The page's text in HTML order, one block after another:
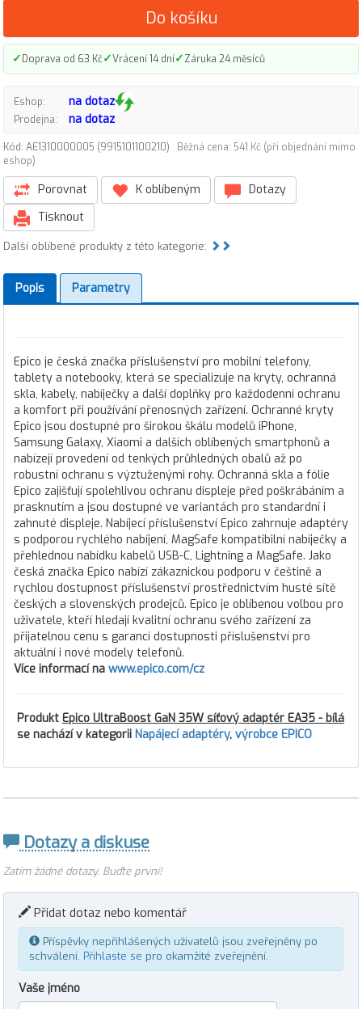
Do košíku
✓Doprava od 63 Kč✓Vrácení 14 dní✓Záruka 24 měsíců
Eshop: na dotaz
Prodejna: na dotaz
Kód: AE1310000005 (9915101100210)
Běžná cena: 541 Kč (při objednání mimo
eshop)
Porovnat K oblíbeným
Dotazy
Tisknout
Další oblíbené produkty z této kategorie:
Popis Parametry
Epico je česká značka příslušenství pro mobilní telefony,
tablety a notebooky, která se specializuje na kryty, ochranná
skla, kabely, nabíječky a další doplňky pro každodenní ochranu
a komfort při používání přenosných zařízení. Ochranné kryty
Epico jsou dostupné pro širokou škálu modelů iPhone,
Samsung Galaxy, Xiaomi a dalších oblíbených smartphonů a
nabízejí provedení od tenkých průhledných obalů až po
robustní ochranu s výztuženými rohy. Ochranná skla a fólie
Epico zajišťují spolehlivou ochranu displeje před poškrábáním a
prasknutím a jsou dostupné ve variantách pro standardní i
zahnuté displeje. Nabíjecí příslušenství Epico zahrnuje adaptéry
s podporou rychlého nabíjení, MagSafe kompatibilní nabíječky a
přehlednou nabídku kabelů USB-C, Lightning a MagSafe. Jako
česká značka Epico nabízí zákaznickou podporu v češtině a
rychlou dostupnost příslušenství prostřednictvím husté sítě
českých a slovenských prodejců. Epico je oblíbenou volbou pro
uživatele, kteří hledají kvalitní ochranu svého zařízení za
přijatelnou cenu s garancí dostupnosti příslušenství pro
aktuální i nové modely telefonů.
Více informací na www.epico.com/cz
Produkt Epico UltraBoost GaN 35W síťový adaptér EA35 - bílá
se nachází v kategorii Napájecí adaptéry, výrobce EPICO
Dotazy a diskuse
Zatím žádné dotazy. Buďte první!
Přidat dotaz nebo komentář
Příspěvky nepřihlášených uživatelů jsou zveřejněny po
schválení. Přihlaste se pro okamžité zveřejnění.
Vaše jméno